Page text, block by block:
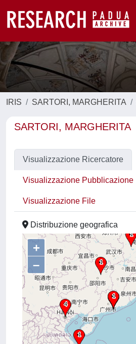
IRIS SARTORI, MARGHERITA
SARTORI, MARGHERITA
Visualizzazione Ricercatore
Visualizzazione Pubblicazione
Visualizzazione File
Distribuzione geografica
+
–